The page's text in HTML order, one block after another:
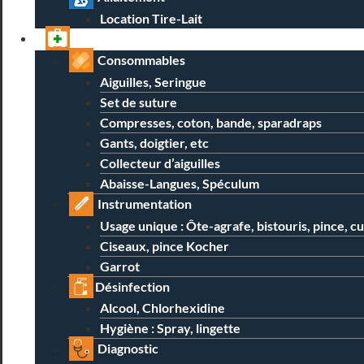
Location Tire-Lait
Consommables
Aiguilles, Seringue
Set de suture
Compresses, coton, bande, sparadraps
Gants, doigtier, etc
Collecteur d’aiguilles
Abaisse-Langues, Spéculum
Instrumentation
Usage unique : Ôte-agrafe, bistouris, pince,
Ciseaux, pince Kocher
Garrot
Désinfection
Alcool, Chlorhexidine
Hygiène : Spray, lingette
Diagnostic